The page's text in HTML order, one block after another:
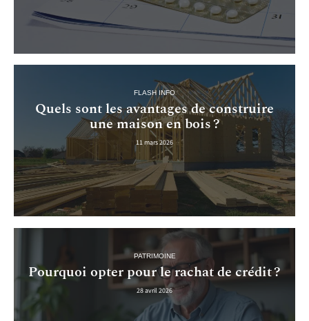
FLASH INFO
Quels sont les avantages de construire
une maison en bois ?
11 mars 2026
PATRIMOINE
Pourquoi opter pour le rachat de crédit ?
28 avril 2026